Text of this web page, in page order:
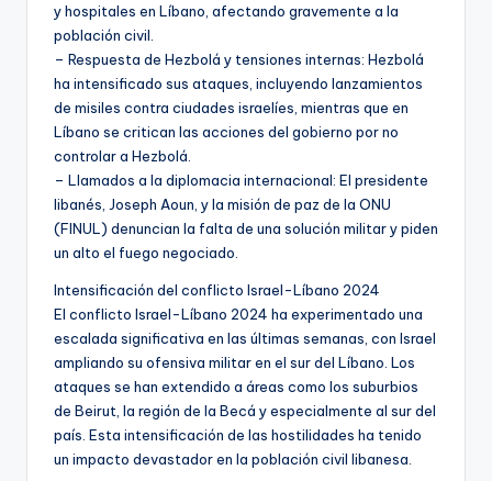
y hospitales en Líbano, afectando gravemente a la
población civil.
– Respuesta de Hezbolá y tensiones internas: Hezbolá
ha intensificado sus ataques, incluyendo lanzamientos
de misiles contra ciudades israelíes, mientras que en
Líbano se critican las acciones del gobierno por no
controlar a Hezbolá.
– Llamados a la diplomacia internacional: El presidente
libanés, Joseph Aoun, y la misión de paz de la ONU
(FINUL) denuncian la falta de una solución militar y piden
un alto el fuego negociado.
Intensificación del conflicto Israel-Líbano 2024
El conflicto Israel-Líbano 2024 ha experimentado una
escalada significativa en las últimas semanas, con Israel
ampliando su ofensiva militar en el sur del Líbano. Los
ataques se han extendido a áreas como los suburbios
de Beirut, la región de la Becá y especialmente al sur del
país. Esta intensificación de las hostilidades ha tenido
un impacto devastador en la población civil libanesa.